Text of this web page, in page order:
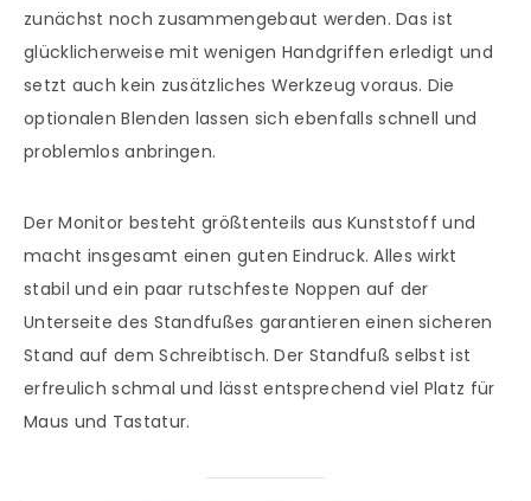
zunächst noch zusammengebaut werden. Das ist
glücklicherweise mit wenigen Handgriffen erledigt und
setzt auch kein zusätzliches Werkzeug voraus. Die
optionalen Blenden lassen sich ebenfalls schnell und
problemlos anbringen.
Der Monitor besteht größtenteils aus Kunststoff und
macht insgesamt einen guten Eindruck. Alles wirkt
stabil und ein paar rutschfeste Noppen auf der
Unterseite des Standfußes garantieren einen sicheren
Stand auf dem Schreibtisch. Der Standfuß selbst ist
erfreulich schmal und lässt entsprechend viel Platz für
Maus und Tastatur.